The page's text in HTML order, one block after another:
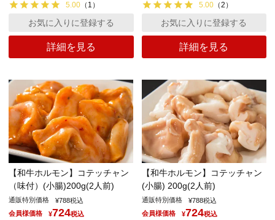
5.00 （ 1 ）
詳細を見る
お気に入りに登録する
5.00（2 ）
詳細を見る
お気に入りに登録する
【和牛ホルモン】コテッチャン
（味付）(小腸)200g(2人前)
通販特別価格 ¥788税込
会員様価格
¥724税込
【和牛ホルモン】コテッチャン
(小腸) 200g(2人前)
通販特別価格 ¥788税込
会員様価格
¥724税込